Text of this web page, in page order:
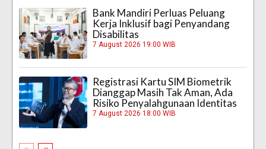
Bank Mandiri Perluas Peluang
Kerja Inklusif bagi Penyandang
Disabilitas
7 August 2026 19:00 WIB
Registrasi Kartu SIM Biometrik
Dianggap Masih Tak Aman, Ada
Risiko Penyalahgunaan Identitas
7 August 2026 18:00 WIB